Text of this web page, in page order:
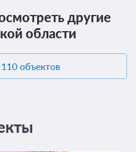
мансардном этаже подходит
размещения. Для
В ванной комнате - душ,
принадлежности.
Wi-Fi
другие
области
объектов